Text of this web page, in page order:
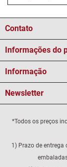
Contato
Informações do
Informação
Newsletter
*Todos os preços
1) Prazo de